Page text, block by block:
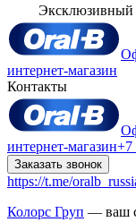
Эксклюзивный
интернет-магазин
Контакты
интернет-магазин+7
Заказать звонок
https://t.me/
Колорс Груп — ваш